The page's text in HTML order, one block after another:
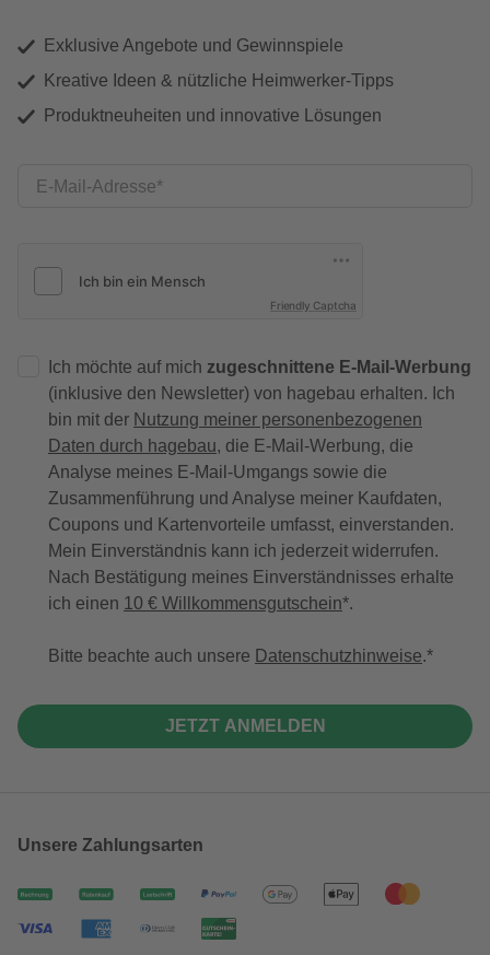
Exklusive Angebote und Gewinnspiele
Kreative Ideen & nützliche Heimwerker-Tipps
Produktneuheiten und innovative Lösungen
E-Mail-Adresse
Friendly Captcha
Ich möchte auf mich zugeschnittene E-Mail-Werbung
(inklusive den Newsletter) von hagebau erhalten. Ich
bin mit der Nutzung meiner personenbezogenen
Daten durch hagebau, die E-Mail-Werbung, die
Analyse meines E-Mail-Umgangs sowie die
Zusammenführung und Analyse meiner Kaufdaten,
Coupons und Kartenvorteile umfasst, einverstanden.
Mein Einverständnis kann ich jederzeit widerrufen.
Nach Bestätigung meines Einverständnisses erhalte
ich einen 10 € Willkommensgutschein*.
Bitte beachte auch unsere Datenschutzhinweise.
JETZT ANMELDEN
Unsere Zahlungsarten